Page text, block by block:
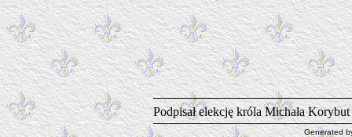
Podpisał elekcję króla Michała
Generated